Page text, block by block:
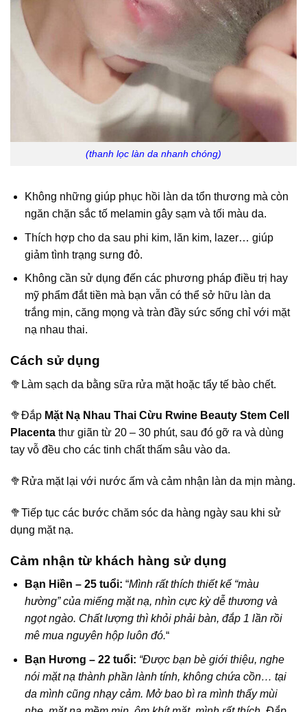
(thanh lọc làn da nhanh chóng)
Không những giúp phục hồi làn da tổn thương mà còn
ngăn chặn sắc tố melamin gây sạm và tối màu da.
Thích hợp cho da sau phi kim, lăn kim, lazer… giúp
giảm tình trạng sưng đỏ.
Không cần sử dụng đến các phương pháp điều trị hay
mỹ phẩm đắt tiền mà bạn vẫn có thể sở hữu làn da
trắng mịn, căng mọng và tràn đầy sức sống chỉ với mặt
nạ nhau thai.
Cách sử dụng
🥦Làm sạch da bằng sữa rửa mặt hoặc tẩy tế bào chết.
🥦Đắp Mặt Nạ Nhau Thai Cừu Rwine Beauty Stem Cell
Placenta thư giãn từ 20 – 30 phút, sau đó gỡ ra và dùng
tay vỗ đều cho các tinh chất thấm sâu vào da.
🥦Rửa mặt lại với nước ấm và cảm nhận làn da mịn màng.
🥦Tiếp tục các bước chăm sóc da hàng ngày sau khi sử
dụng mặt nạ.
Cảm nhận từ khách hàng sử dụng
Bạn Hiền – 25 tuổi: “Mình rất thích thiết kế “màu
hường” của miếng mặt nạ, nhìn cực kỳ dễ thương và
ngọt ngào. Chất lượng thì khỏi phải bàn, đắp 1 lần rồi
mê mua nguyên hộp luôn đó.“
Bạn Hương – 22 tuổi: “Được bạn bè giới thiệu, nghe
nói mặt nạ thành phần lành tính, không chứa cồn… tại
da mình cũng nhạy cảm. Mở bao bì ra mình thấy mùi